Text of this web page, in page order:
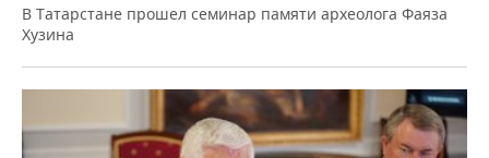
В Татарстане прошел семинар памяти археолога Фаяза
Хузина